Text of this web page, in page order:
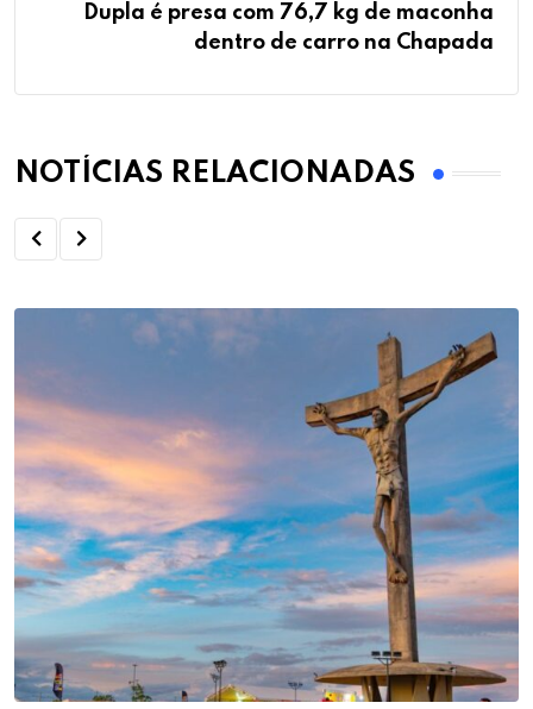
Dupla é presa com 76,7 kg de maconha
dentro de carro na Chapada
NOTÍCIAS RELACIONADAS